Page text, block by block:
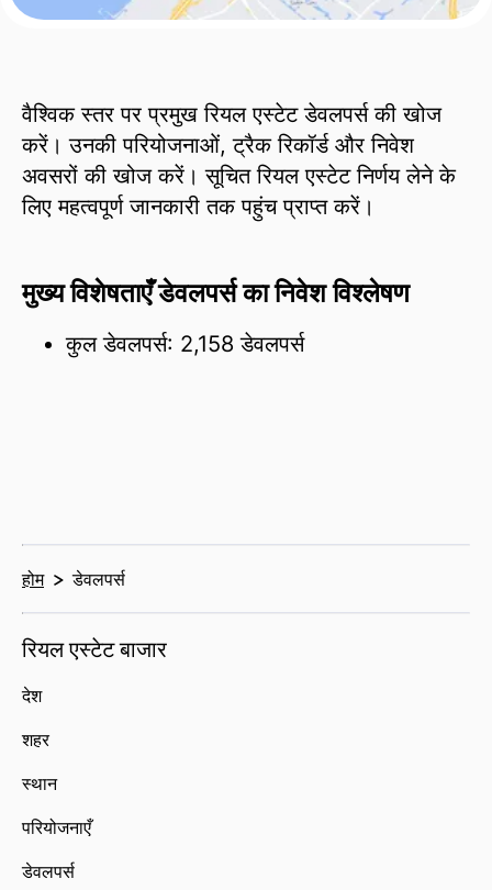
वैश्विक स्तर पर प्रमुख रियल एस्टेट डेवलपर्स की खोज
करें। उनकी परियोजनाओं, ट्रैक रिकॉर्ड और निवेश
अवसरों की खोज करें। सूचित रियल एस्टेट निर्णय लेने के
लिए महत्वपूर्ण जानकारी तक पहुंच प्राप्त करें।
मुख्य विशेषताएँ डेवलपर्स का निवेश विश्लेषण
कुल डेवलपर्स: 2,158 डेवलपर्स
होम डेवलपर्स
रियल एस्टेट बाजार
देश
शहर
स्थान
परियोजनाएँ
डेवलपर्स